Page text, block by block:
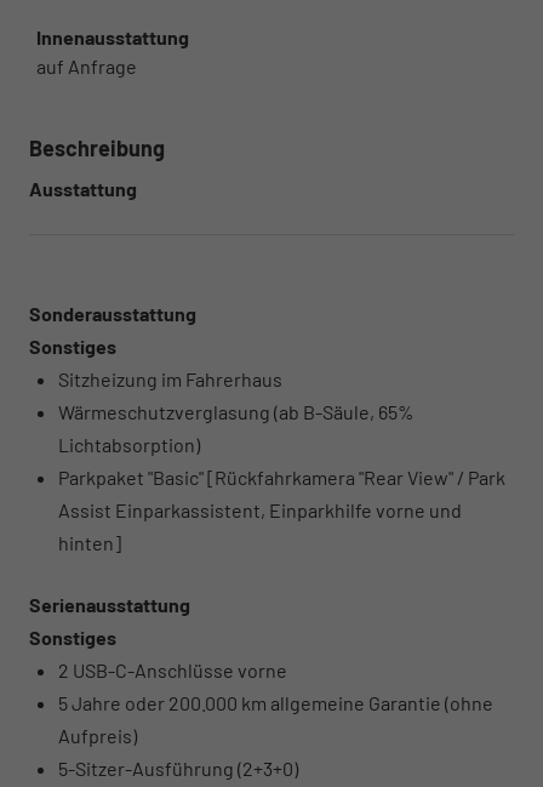
Innenausstattung
auf Anfrage
Beschreibung
Ausstattung
Sonderausstattung
Sonstiges
Sitzheizung im Fahrerhaus
Wärmeschutzverglasung (ab B-Säule, 65%
Lichtabsorption)
Parkpaket "Basic" [Rückfahrkamera "Rear View" / Park
Assist Einparkassistent, Einparkhilfe vorne und
hinten]
Serienausstattung
Sonstiges
2 USB-C-Anschlüsse vorne
5 Jahre oder 200.000 km allgemeine Garantie (ohne
Aufpreis)
5-Sitzer-Ausführung (2+3+0)